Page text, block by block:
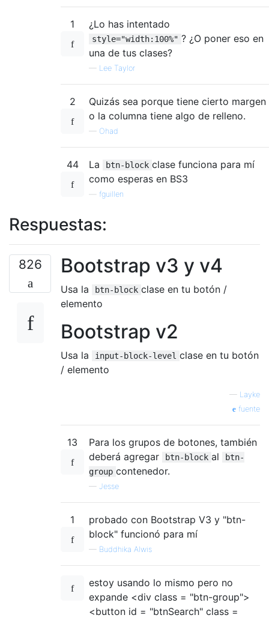
1 ¿Lo has intentado
style="width:100%" ? ¿O poner eso en
una de tus clases?
— Lee Taylor
2
Quizás sea porque tiene cierto margen
o la columna tiene algo de relleno.
— Ohad
44 La btn-block clase funciona para mí
como esperas en BS3
fguillen
Respuestas:
826 Bootstrap v3 y v4
Usa la btn-block clase en tu botón /
elemento
Bootstrap v2
Usa la input-block-level clase en tu botón
/ elemento
— Layke
fuente
13
Para los grupos de botones, también
deberá agregar
btn-block al
btn-
group contenedor.
— Jesse
1
probado con Bootstrap V3 y "btn-
block" funcionó para mí
— Buddhika Alwis
estoy usando lo mismo pero no
expande <div class = "btn-group">
<button id = "btnSearch" class =